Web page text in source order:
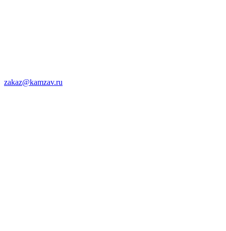
zakaz@kamzav.ru